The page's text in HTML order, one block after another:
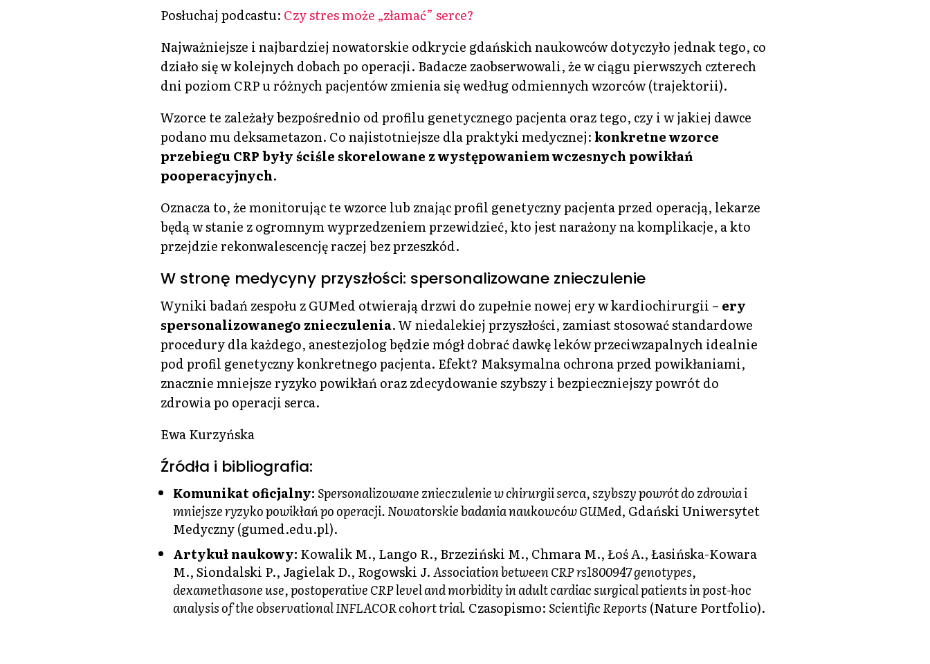
Posłuchaj podcastu: Czy stres może „złamać” serce?
Najważniejsze i najbardziej nowatorskie odkrycie gdańskich naukowców dotyczyło jednak tego, co
działo się w kolejnych dobach po operacji. Badacze zaobserwowali, że w ciągu pierwszych czterech
dni poziom CRP u różnych pacjentów zmienia się według odmiennych wzorców (trajektorii).
Wzorce te zależały bezpośrednio od profilu genetycznego pacjenta oraz tego, czy i w jakiej dawce
podano mu deksametazon. Co najistotniejsze dla praktyki medycznej: konkretne wzorce
przebiegu CRP były ściśle skorelowane z występowaniem wczesnych powikłań
pooperacyjnych.
Oznacza to, że monitorując te wzorce lub znając profil genetyczny pacjenta przed operacją, lekarze
będą w stanie z ogromnym wyprzedzeniem przewidzieć, kto jest narażony na komplikacje, a kto
przejdzie rekonwalescencję raczej bez przeszkód.
W stronę medycyny przyszłości: spersonalizowane znieczulenie
Wyniki badań zespołu z GUMed otwierają drzwi do zupełnie nowej ery w kardiochirurgii – ery
spersonalizowanego znieczulenia. W niedalekiej przyszłości, zamiast stosować standardowe
procedury dla każdego, anestezjolog będzie mógł dobrać dawkę leków przeciwzapalnych idealnie
pod profil genetyczny konkretnego pacjenta. Efekt? Maksymalna ochrona przed powikłaniami,
znacznie mniejsze ryzyko powikłań oraz zdecydowanie szybszy i bezpieczniejszy powrót do
zdrowia po operacji serca.
Ewa Kurzyńska
Źródła i bibliografia:
Komunikat oficjalny:Spersonalizowane znieczulenie w chirurgii serca, szybszy powrót do zdrowia i
mniejsze ryzyko powikłań po operacji. Nowatorskie badania naukowców GUMed, Gdański Uniwersytet
Medyczny (gumed.edu.pl).
Artykuł naukowy: Kowalik M., Lango R., Brzeziński M., Chmara M., Łoś A., Łasińska-Kowara
M., Siondalski P., Jagielak D., Rogowski J.Association between CRP rs1800947 genotypes,
dexamethasone use, postoperative CRP level and morbidity in adult cardiac surgical patients in post-hoc
analysis of the observational INFLACOR cohort trial. Czasopismo:Scientific Reports (Nature Portfolio).